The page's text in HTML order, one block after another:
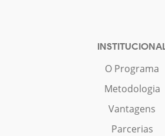
O Programa
Metodologia
Vantagens
Parcerias